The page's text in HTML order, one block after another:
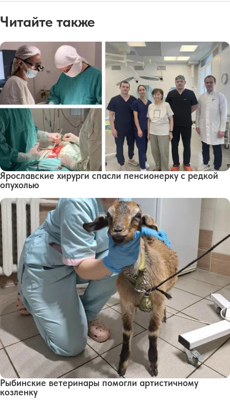
Читайте также
Ярославские хирурги спасли пенсионерку с редкой
опухолью
Рыбинские ветеринары помогли артистичному
козленку